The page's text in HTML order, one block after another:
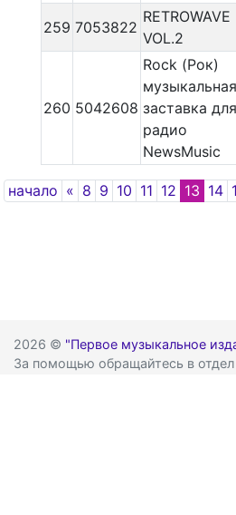
259 7053822
RETROWAVE
VOL.2
260 5042608
Rock (Рок)
музыкальная
заставка для
радио
NewsMusic
начало « Previous
8 9 10 11 12 13 14
2026 © "Первое музыкальное
За помощью обращайтесь в отдел